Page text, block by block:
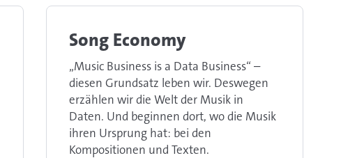
Song Economy
„Music Business is a Data Business“ –
diesen Grundsatz leben wir. Deswegen
erzählen wir die Welt der Musik in
Daten. Und beginnen dort, wo die Musik
ihren Ursprung hat: bei den
Kompositionen und Texten.